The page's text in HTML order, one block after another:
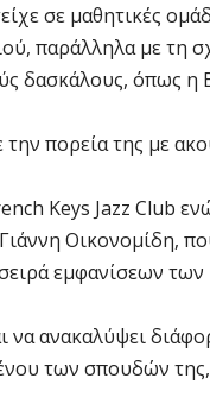
σε μαθητικές
παράλληλα με τη
δασκάλους, όπως η
πορεία της με
Keys Jazz Club
Οικονομίδη,
εμφανίσεων
να ανακαλύψει
των σπουδών